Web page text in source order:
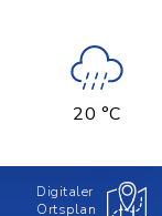
20 °C
Digitaler
Ortsplan